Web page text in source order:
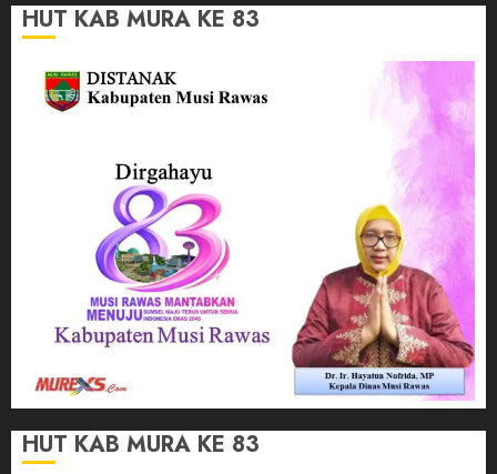
HUT KAB MURA KE 83
HUT KAB MURA KE 83